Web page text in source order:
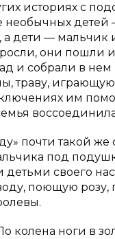
историях с
необычных детей
а дети —
они пошли
и собрали в
траву,
им
почти такой же
под
своего
поющую розу,
колена ноги в